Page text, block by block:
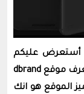
أستعرض عليكم
تجربتي للشراء من موقع dbrand ، ولمن لا يعرف موقع dbrand
الموقع هو انك